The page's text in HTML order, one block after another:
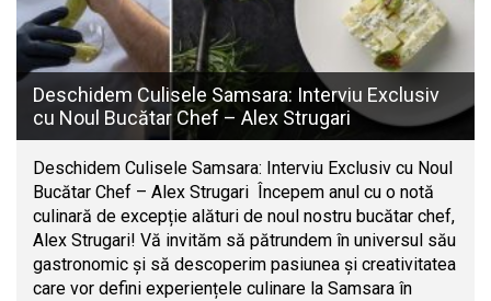
Deschidem Culisele Samsara: Interviu Exclusiv
cu Noul Bucătar Chef – Alex Strugari
Deschidem Culisele Samsara: Interviu Exclusiv cu Noul
Bucătar Chef – Alex Strugari Începem anul cu o notă
culinară de excepție alături de noul nostru bucătar chef,
Alex Strugari! Vă invităm să pătrundem în universul său
gastronomic și să descoperim pasiunea și creativitatea
care vor defini experiențele culinare la Samsara în